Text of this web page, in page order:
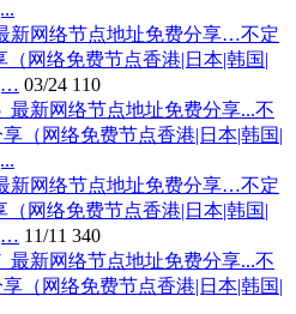
新网络节点地址免费分享…不定
网络免费节点香港|日本|韩国|
03/24 110
新网络节点地址免费分享…不定
网络免费节点香港|日本|韩国|
11/11 340